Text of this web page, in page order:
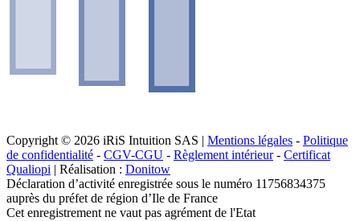
Copyright © 2026 iRiS Intuition SAS | Mentions légales - Politique
de confidentialité - CGV-CGU - Règlement intérieur- Certificat
Qualiopi | Réalisation : Donitow
Déclaration d’activité enregistrée sous le numéro 11756834375
auprès du préfet de région d’Ile de France
Cet enregistrement ne vaut pas agrément de l'Etat